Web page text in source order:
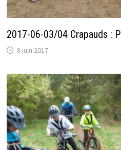
2017-06-03/04 Crapauds :
8 juin 2017